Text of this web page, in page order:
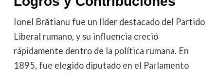
Ionel Brătianu fue un líder destacado del Partido
Liberal rumano, y su influencia creció
rápidamente dentro de la política rumana. En
1895, fue elegido diputado en el Parlamento